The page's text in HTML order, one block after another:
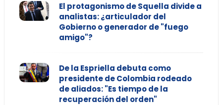
El protagonismo de Squella divide a
analistas: ¿articulador del
Gobierno o generador de "fuego
amigo"?
De la Espriella debuta como
presidente de Colombia rodeado
de aliados: "Es tiempo de la
recuperación del orden"